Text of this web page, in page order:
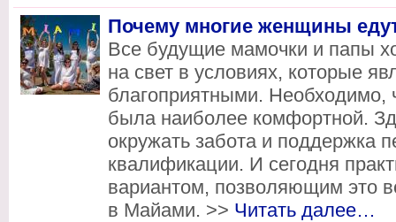
Почему многие женщины
Все будущие мамочки и папы
на свет в условиях, которые
благоприятными.
была наиболее комфортной.
окружать забота и поддержка
квалификации. И сегодня
вариантом, позволяющим это
в Майами. >> Читать далее…